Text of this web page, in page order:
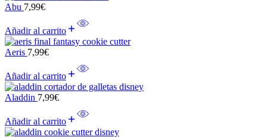
Abu 7,99€
Añadir al carrito
Aeris 7,99€
Añadir al carrito
Aladdin 7,99€
Añadir al carrito